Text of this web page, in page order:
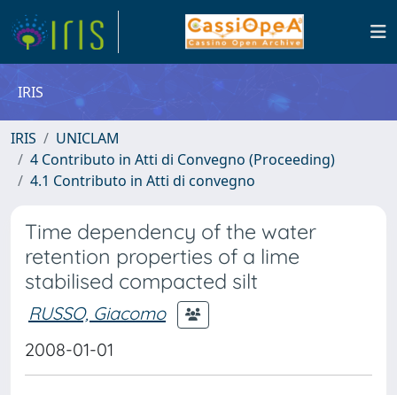
IRIS
IRIS
UNICLAM
4 Contributo in Atti di Convegno (Proceeding)
4.1 Contributo in Atti di convegno
Time dependency of the water
retention properties of a lime
stabilised compacted silt
RUSSO, Giacomo
2008-01-01